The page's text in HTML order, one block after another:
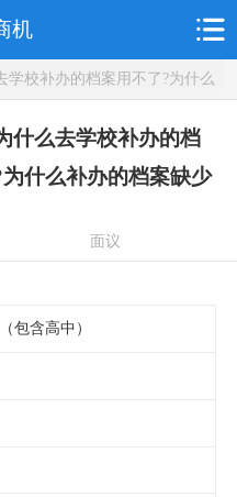
机
校补办的档案用不了?为什么
什么去学校补办的档
什么补办的档案缺少
面议
包含高中）